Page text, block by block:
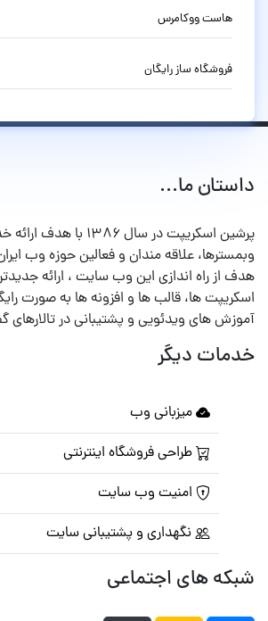
هاست ووکامرس
فروشگاه ساز رایگان
داستان ما...
پرشین اسکریپت در سال ۱۳۸۶
وبمسترها، علاقه مندان و فعالین حوزه وب
هدف از راه اندازی این وب سایت ، ارائه
اسکریپت ها، قالب ها و افزونه ها به صورت
آموزش های ویدئویی و پشتیبانی در تالارهای
خدمات دیگر
میزبانی وب
طراحی فروشگاه اینترنتی
امنیت وب سایت
نگهداری و پشتیبانی سایت
شبکه های اجتماعی